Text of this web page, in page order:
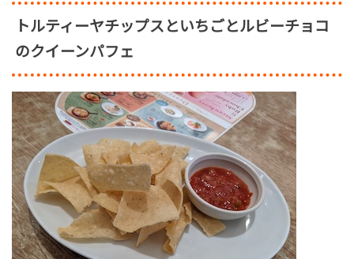
トルティーヤチップスといちごとルビーチョコ
のクイーンパフェ